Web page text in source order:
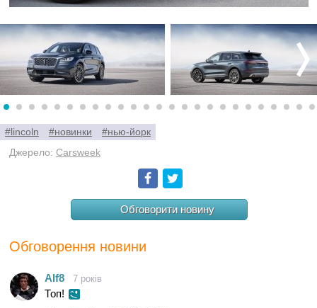
#lincoln #новинки
#нью-йорк
Джерело: Carsweek
Facebook
Обговорити новину
Обговорення новини
Alf8 7 років
Топ!